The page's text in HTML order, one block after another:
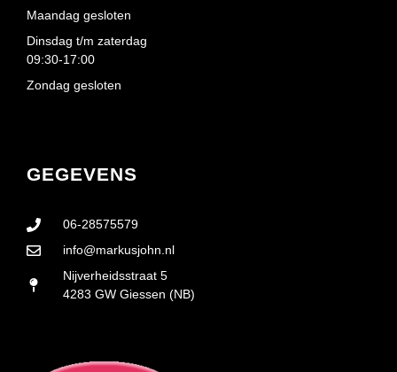
GEGEVENS
06-28575579
info@markusjohn.nl
Nijverheidsstraat 5
4283 GW Giessen (NB)
Maandag gesloten
Dinsdag t/m zaterdag
09:30-17:00
Zondag gesloten